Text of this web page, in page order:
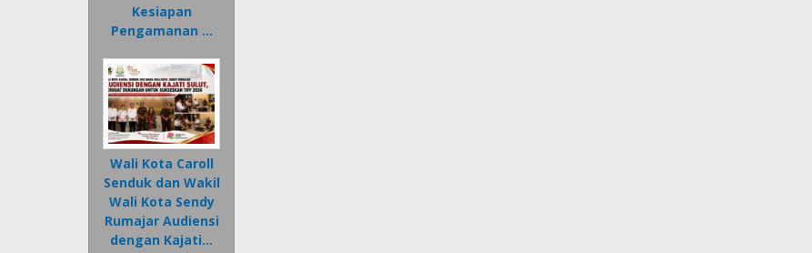
Kesiapan
Pengamanan …
Wali Kota Caroll
Senduk dan Wakil
Wali Kota Sendy
Rumajar Audiensi
dengan Kajati…